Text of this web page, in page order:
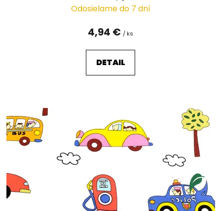
Odosielame do 7 dní
4,94 € / ks
DETAIL